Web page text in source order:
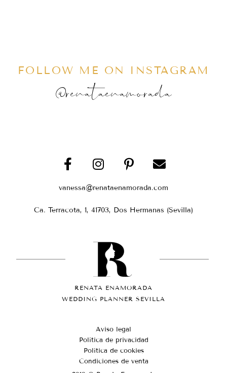
FOLLOW ME ON INSTAGRAM
@renataenamorada
vanessa@renataenamorada.com
Ca. Terracota, 1, 41703, Dos Hermanas (Sevilla)
RENATA ENAMORADA
WEDDING PLANNER SEVILLA
Aviso legal
Política de privacidad
Política de cookies
Condiciones de venta